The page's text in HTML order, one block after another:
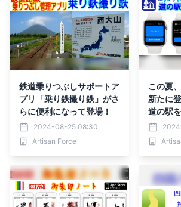
鉄道乗りつぶしサポートア
プリ「乗り鉄撮り鉄」がさ
らに便利になって登場！
2024-08-25 08:30
Artisan Force
この夏
新たに
道の駅
ンプラ
るiOSア
ビ」が